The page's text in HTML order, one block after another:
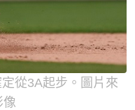
從3A起步。圖片來
像